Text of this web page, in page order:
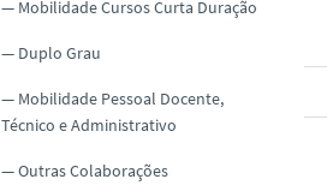
Mobilidade Cursos Curta Duração
Duplo Grau
Mobilidade Pessoal Docente,
Técnico e Administrativo
Outras Colaborações